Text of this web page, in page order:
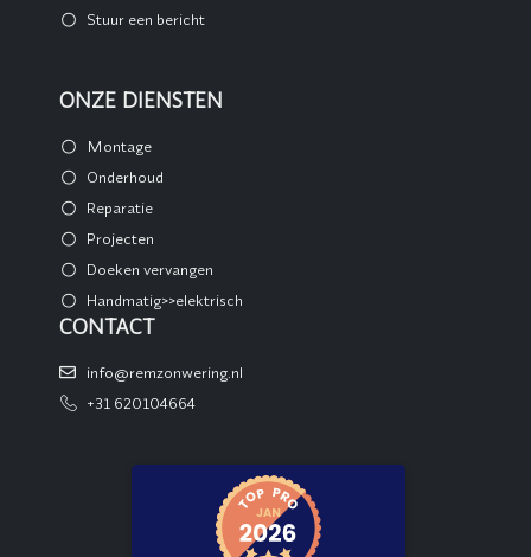
Stuur een bericht
ONZE DIENSTEN
Montage
Onderhoud
Reparatie
Projecten
Doeken vervangen
Handmatig>>elektrisch
CONTACT
info@remzonwering.nl
+31 620104664